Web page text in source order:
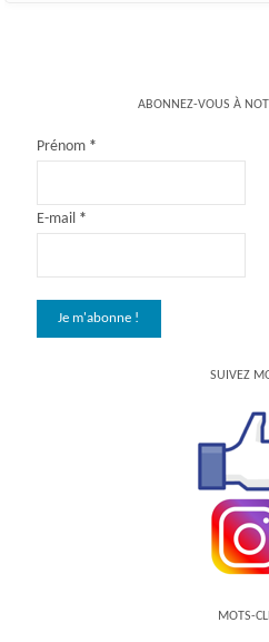
ABONNEZ-VOUS À
Prénom *
E-mail *
SUIVEZ
MOTS-